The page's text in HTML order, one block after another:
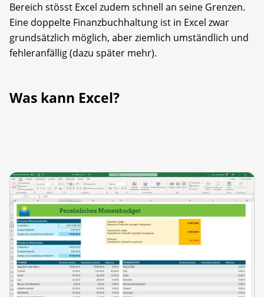
Bereich stösst Excel zudem schnell an seine Grenzen.
Eine doppelte Finanzbuch­haltung ist in Excel zwar
grundsätzlich möglich, aber ziemlich umständlich und
fehler­anfällig (dazu später mehr).
Was kann Excel?